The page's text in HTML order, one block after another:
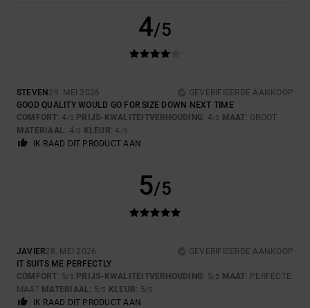
4/5
STEVEN29. MEI 2026
GEVERIFIEERDE AANKOOP
GOOD QUALITY WOULD GO FOR SIZE DOWN NEXT TIME
COMFORT: 4/5 PRIJS-KWALITEITVERHOUDING: 4/5 MAAT: GROOT
MATERIAAL : 4/5 KLEUR: 4 /5
IK RAAD DIT PRODUCT AAN
5/5
JAVIER28. MEI 2026
GEVERIFIEERDE AANKOOP
IT SUITS ME PERFECTLY
COMFORT: 5/5 PRIJS-KWALITEITVERHOUDING: 5/5 MAAT: PERFECTE
MAAT MATERIAAL : 5/5 KLEUR: 5/5
IK RAAD DIT PRODUCT AAN